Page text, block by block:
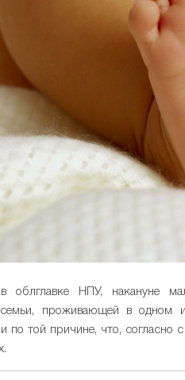
облглавке НПУ, накануне
семьи, проживающей в одном
по той причине, что, согласно